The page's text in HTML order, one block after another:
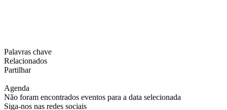
Palavras chave
Relacionados
Partilhar
Agenda
Não foram encontrados eventos para a data selecionada
Siga-nos nas redes sociais